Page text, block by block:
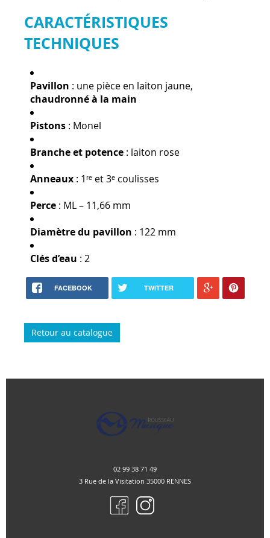
CARACTÉRISTIQUES
TECHNIQUES
Pavillon : une pièce en laiton jaune,
chaudronné à la main
Pistons : Monel
Branche et potence : laiton rose
Anneaux : 1ʳᵉ et 3ᵉ coulisses
Perce : ML – 11,66 mm
Diamètre du pavillon : 122 mm
Clés d’eau : 2
FACEBOOK TWITTER
Retour au catalogue
02 99 38 71 49
3 Rue de la Visitation 35000 RENNES